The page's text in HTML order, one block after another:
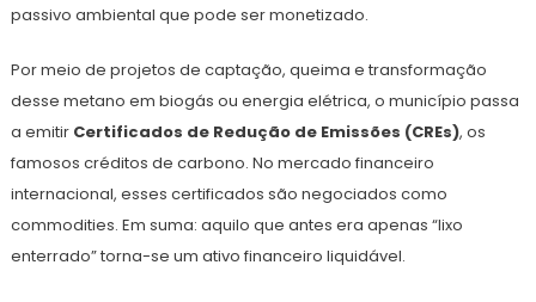
passivo ambiental que pode ser monetizado.
Por meio de projetos de captação, queima e transformação
desse metano em biogás ou energia elétrica, o município passa
a emitir Certificados de Redução de Emissões (CREs), os
famosos créditos de carbono. No mercado financeiro
internacional, esses certificados são negociados como
commodities. Em suma: aquilo que antes era apenas “lixo
enterrado” torna-se um ativo financeiro liquidável.